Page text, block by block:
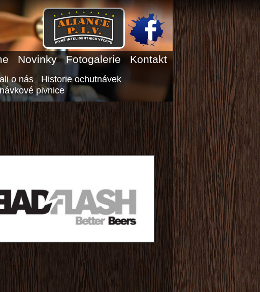
Novinky Fotogalerie Kontakt
o nás
Historie ochutnávek
pivnice